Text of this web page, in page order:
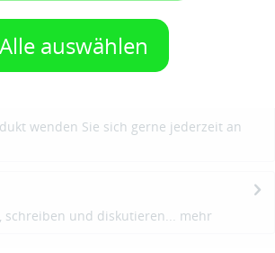
Alle auswählen
wenden Sie sich gerne jederzeit an
schreiben und diskutieren... mehr